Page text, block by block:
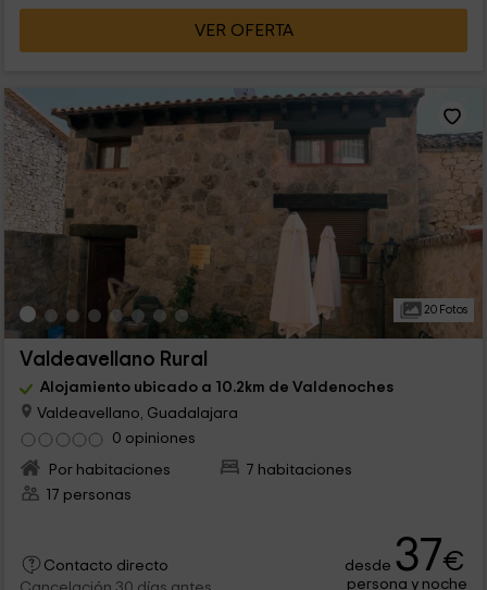
VER OFERTA
20 Fotos
Valdeavellano Rural
Alojamiento ubicado a 10.2km de Valdenoches
Valdeavellano, Guadalajara
0 opiniones
Por habitaciones
7 habitaciones
17 personas
Contacto directo
desde 37€
persona y noche